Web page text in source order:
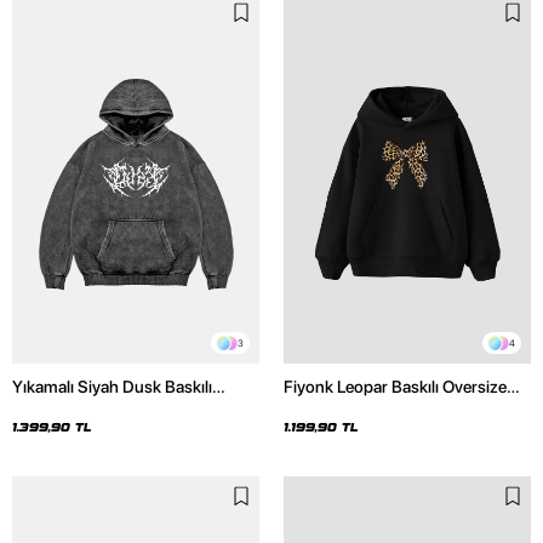
3
Yıkamalı Siyah Dusk Baskılı
1.399,90 TL
4
Fiyonk Leopar Baskılı Oversize
1.199,90 TL